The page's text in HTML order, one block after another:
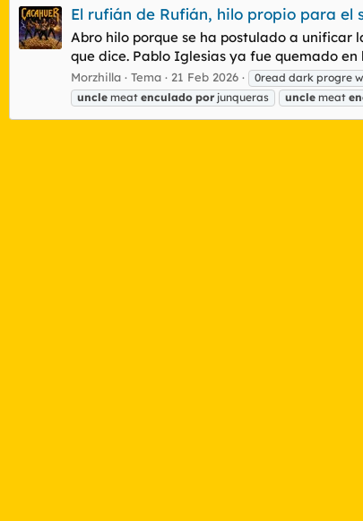
El rufián de Rufián, hilo propio para el
Abro hilo porque se ha postulado a unificar
que dice. Pablo Iglesias ya fue quemado
Morzhilla Tema 21 Feb 2026 0read dark progre
uncle meat enculado por junqueras uncle meat